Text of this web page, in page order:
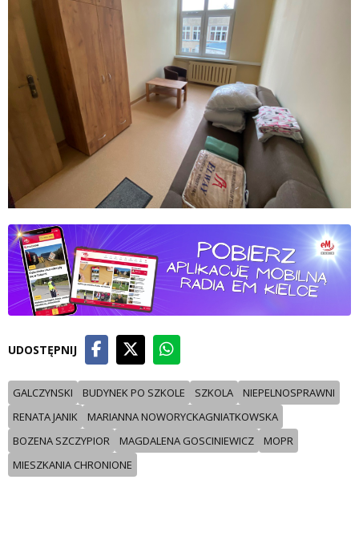
UDOSTĘPNIJ
GALCZYNSKI BUDYNEK PO SZKOLE SZKOLA
NIEPELNOSPRAWNI
RENATA JANIK
MARIANNA NOWORYCKAGNIATKOWSKA
BOZENA SZCZYPIOR
MAGDALENA GOSCINIEWICZ
MOPR
MIESZKANIA CHRONIONE